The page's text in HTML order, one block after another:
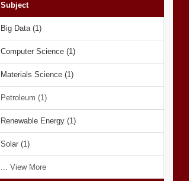
Subject
Big Data (1)
Computer Science (1)
Materials Science (1)
Petroleum (1)
Renewable Energy (1)
Solar (1)
... View More